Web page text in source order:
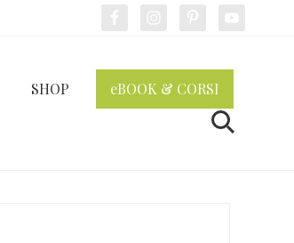
SHOP eBOOK & CORSI
Cerca